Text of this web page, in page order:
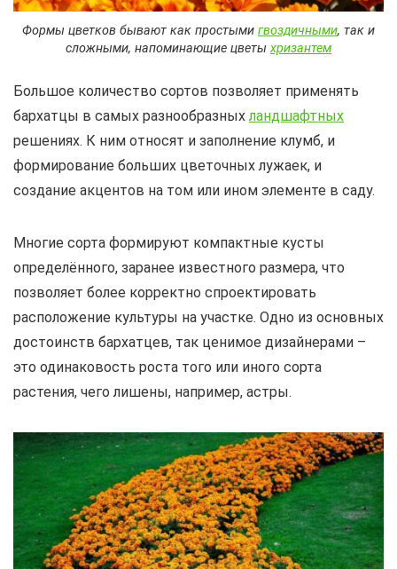
Формы цветков бывают как простыми гвоздичными, так и
сложными, напоминающие цветыхризантем
Большое количество сортов позволяет применять
бархатцы в самых разнообразных ландшафтных
решениях. К ним относят и заполнение клумб, и
формирование больших цветочных лужаек, и
создание акцентов на том или ином элементе в саду.
Многие сорта формируют компактные кусты
определённого, заранее известного размера, что
позволяет более корректно спроектировать
расположение культуры на участке. Одно из основных
достоинств бархатцев, так ценимое дизайнерами –
это одинаковость роста того или иного сорта
растения, чего лишены, например, астры.